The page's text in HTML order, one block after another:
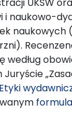
i naukowo-
naukowych
według
Juryście